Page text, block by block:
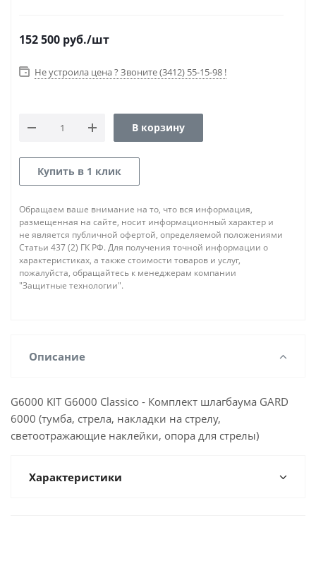
152 500 руб./шт
Не устроила цена ? Звоните (3412) 55-15-98 !
В корзину
Купить в 1 клик
Обращаем ваше внимание на то, что вся информация,
размещенная на сайте, носит информационный характер и
не является публичной офертой, определяемой положениями
Статьи 437 (2) ГК РФ. Для получения точной информации о
характеристиках, а также стоимости товаров и услуг,
пожалуйста, обращайтесь к менеджерам компании
"Защитные технологии".
Описание
G6000 KIT G6000 Classico - Комплект шлагбаума GARD
6000 (тумба, стрела, накладки на стрелу,
светоотражающие наклейки, опора для стрелы)
Характеристики